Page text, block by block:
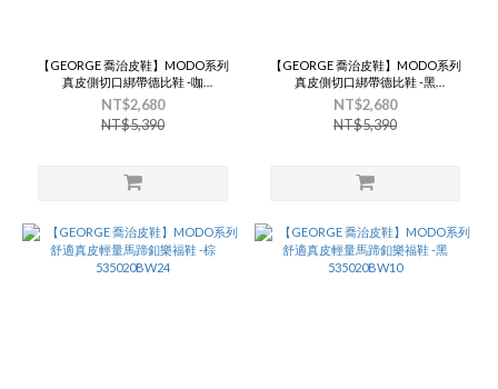
【GEORGE 喬治皮鞋】MODO系列
真皮側切口綁帶德比鞋 -咖
535021BW20
NT$2,680
NT$5,390
【GEORGE 喬治皮鞋】MODO系列
真皮側切口綁帶德比鞋 -黑
535021BW10
NT$2,680
NT$5,390